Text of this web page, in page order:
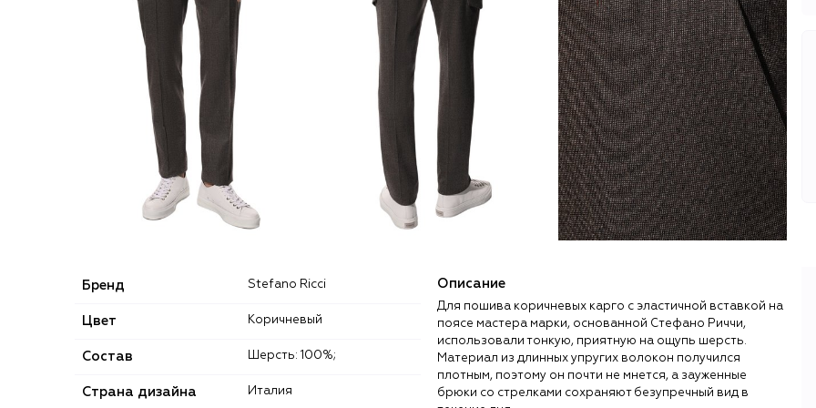
Бренд Stefano Ricci
Цвет Коричневый
Состав Шерсть: 100%;
Страна дизайна Италия
Описание
Для пошива коричневых карго с эластичной вставкой на
поясе мастера марки, основанной Стефано Риччи,
использовали тонкую, приятную на ощупь шерсть.
Материал из длинных упругих волокон получился
плотным, поэтому он почти не мнется, а зауженные
брюки со стрелками сохраняют безупречный вид в